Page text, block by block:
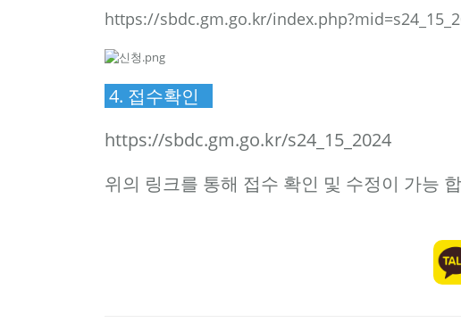
https://sbdc.gm.go.kr/
4. 접수확인
https://sbdc.gm.go.kr/s24_15_2024
위의 링크를 통해 접수 확인 및 수정이 가능